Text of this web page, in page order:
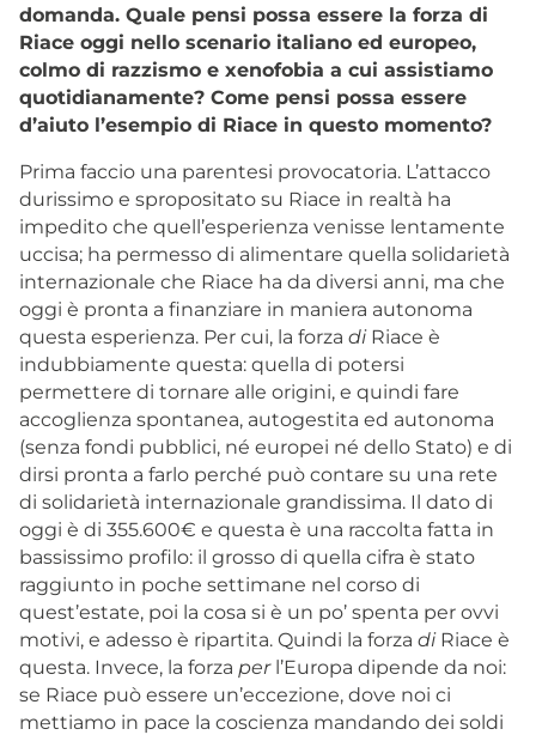
domanda. Quale pensi possa essere la forza di
Riace oggi nello scenario italiano ed europeo,
colmo di razzismo e xenofobia a cui assistiamo
quotidianamente? Come pensi possa essere
d’aiuto l’esempio di Riace in questo momento?
Prima faccio una parentesi provocatoria. L’attacco
durissimo e spropositato su Riace in realtà ha
impedito che quell’esperienza venisse lentamente
uccisa; ha permesso di alimentare quella solidarietà
internazionale che Riace ha da diversi anni, ma che
oggi è pronta a finanziare in maniera autonoma
questa esperienza. Per cui, la forza diRiace è
indubbiamente questa: quella di potersi
permettere di tornare alle origini, e quindi fare
accoglienza spontanea, autogestita ed autonoma
(senza fondi pubblici, né europei né dello Stato) e di
dirsi pronta a farlo perché può contare su una rete
di solidarietà internazionale grandissima. Il dato di
oggi è di 355.600€ e questa è una raccolta fatta in
bassissimo profilo: il grosso di quella cifra è stato
raggiunto in poche settimane nel corso di
quest’estate, poi la cosa si è un po’ spenta per ovvi
motivi, e adesso è ripartita. Quindi la forza diRiace è
questa. Invece, la forza perl’Europa dipende da noi:
se Riace può essere un’eccezione, dove noi ci
mettiamo in pace la coscienza mandando dei soldi